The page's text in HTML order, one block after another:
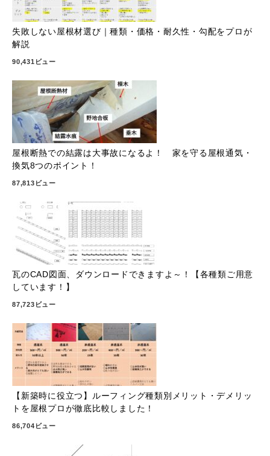
失敗しない屋根材選び｜種類・価格・耐久性・勾配をプロが
解説
90,431ビュー
屋根断熱での結露は大事故になるよ！ 家を守る屋根通気・
換気8つのポイント！
87,813ビュー
瓦のCAD図面、ダウンロードできますよ～！【各種類ご用意
しています！】
87,723ビュー
【新築時に役立つ】ルーフィング種類別メリット・デメリッ
トを屋根プロが徹底比較しました！
86,704ビュー